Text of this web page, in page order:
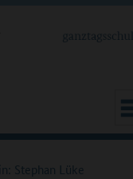
Stephan Lüke